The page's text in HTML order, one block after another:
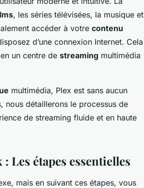
, les séries télévisées, la musique et
accéder à votre contenu
d’une connexion Internet. Cela
un centre de streaming multimédia
multimédia, Plex est sans aucun
nous détaillerons le processus de
de streaming fluide et en haute
Les étapes essentielles
mais en suivant ces étapes, vous